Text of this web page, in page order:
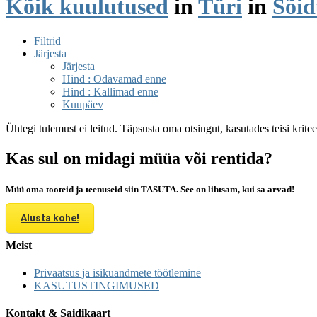
Kõik kuulutused in Türi in
Filtrid
Järjesta
Järjesta
Hind : Odavamad enne
Hind : Kallimad enne
Kuupäev
Ühtegi tulemust ei leitud. Täpsusta oma otsingut, kasutades teisi
Kas sul on midagi müüa või rentida?
Müü oma tooteid ja teenuseid siin TASUTA. See on lihtsam, kui sa arvad!
Alusta kohe!
Meist
Privaatsus ja isikuandmete töötlemine
KASUTUSTINGIMUSED
Kontakt & Saidikaart